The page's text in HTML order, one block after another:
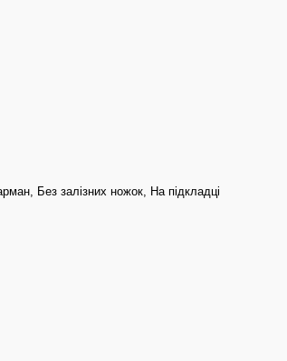
Без залізних ножок, На підкладці